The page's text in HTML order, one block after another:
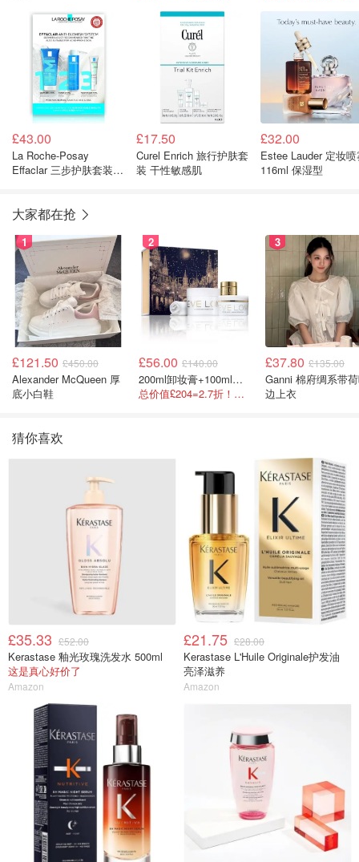
£43.00
La Roche-Posay
Effaclar 三步护肤套装
£17.50
Curel Enrich 旅行护肤套
装 干性敏感肌
£32.00
Estee Lauder 定妆
116ml 保湿型
大家都在抢
1
£121.50 £450.00
Alexander McQueen 厚
底小白鞋
2
£56.00 £140.00
200ml卸妆膏+100ml急救面膜+面霜+洁颜布
总价值£204=2.7折！闭眼冲这套！
3
£37.80 £135.00
Ganni 棉府绸系带荷叶
边上衣
猜你喜欢
£35.33 £52.00
Kerastase 釉光玫瑰洗发水 500ml
这是真心好价了
Amazon
£21.75 £28.00
Kerastase L'Huile Originale护发油
亮泽滋养
Amazon